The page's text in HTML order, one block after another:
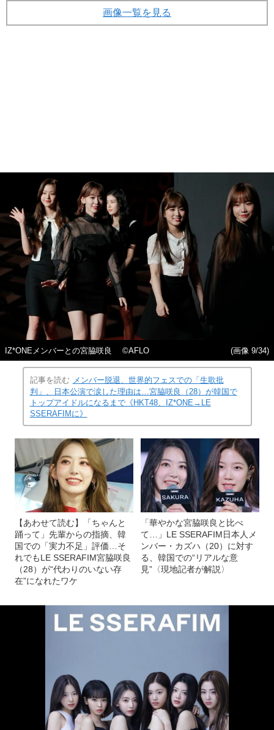
画像一覧を見る
IZ*ONEメンバーとの宮脇咲良 ©AFLO (画像 9/34)
記事を読む メンバー脱退、世界的フェスでの「生歌批
判」、日本公演で涙した理由は…宮脇咲良（28）が韓国で
トップアイドルになるまで《HKT48、IZ*ONE→LE
SSERAFIMに》
【あわせて読む】「ちゃんと
踊って」先輩からの指摘、韓
国での「実力不足」評価…そ
れでもLE SSERAFIM宮脇咲良
（28）が“代わりのいない存
在”になれたワケ
「華やかな宮脇咲良と比べ
て…」LE SSERAFIM日本人メ
ンバー・カズハ（20）に対す
る、韓国での“リアルな意
見”〈現地記者が解説〉